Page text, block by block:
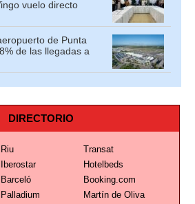
vuelo directo
de Punta
de las llegadas a
DIRECTORIO
Riu
Transat
Iberostar
Hotelbeds
Barceló
Booking.com
Palladium
Martín de Oliva